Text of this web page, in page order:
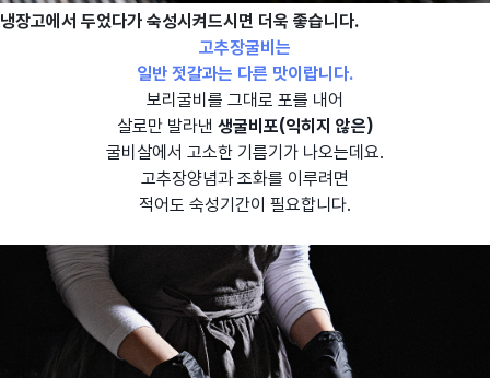
냉장고에서 두었다가 숙성시켜드시면 더욱 좋습니다.
고추장굴비는
일반 젓갈과는 다른 맛이랍니다.
보리굴비를 그대로 포를 내어
살로만 발라낸 생굴비포(익히지 않은)
굴비살에서 고소한 기름기가 나오는데요.
고추장양념과 조화를 이루려면
적어도 숙성기간이 필요합니다.